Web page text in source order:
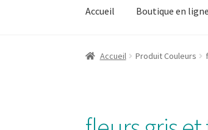
Accueil Boutique en ligne
Accueil Account Login
Accueil Produit Couleurs